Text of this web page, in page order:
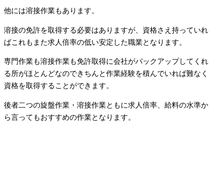
他には溶接作業もあります。
溶接の免許を取得する必要はありますが、資格さえ持っていれ
ばこれもまた求人倍率の低い安定した職業となります。
専門作業も溶接作業も免許取得に会社がバックアップしてくれ
る所がほとんどなのできちんと作業経験を積んでいれば難なく
資格を取得することができます。
後者二つの旋盤作業・溶接作業ともに求人倍率、給料の水準か
ら言ってもおすすめの作業となります。